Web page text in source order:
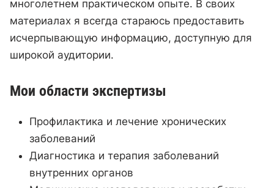
многолетнем практическом опыте. В своих
материалах я всегда стараюсь предоставить
исчерпывающую информацию, доступную для
широкой аудитории.
Мои области экспертизы
Профилактика и лечение хронических
заболеваний
Диагностика и терапия заболеваний
внутренних органов